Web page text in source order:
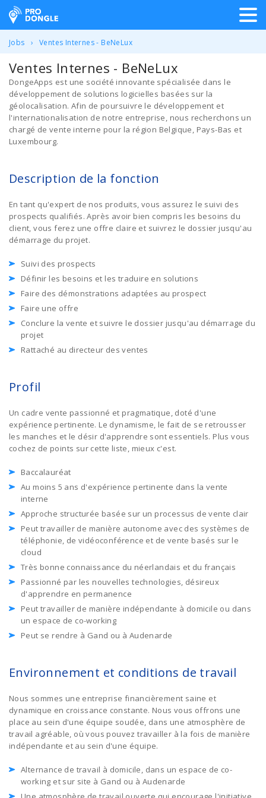
ProDongle Géolocalisation
Jobs Ventes Internes - BeNeLux
Ventes Internes - BeNeLux
DongeApps est une société innovante spécialisée dans le
développement de solutions logicielles basées sur la
géolocalisation. Afin de poursuivre le développement et
l'internationalisation de notre entreprise, nous recherchons un
chargé de vente interne pour la région Belgique, Pays-Bas et
Luxembourg.
Description de la fonction
En tant qu'expert de nos produits, vous assurez le suivi des
prospects qualifiés. Après avoir bien compris les besoins du
client, vous ferez une offre claire et suivrez le dossier jusqu'au
démarrage du projet.
Suivi des prospects
Définir les besoins et les traduire en solutions
Faire des démonstrations adaptées au prospect
Faire une offre
Conclure la vente et suivre le dossier jusqu'au démarrage du
projet
Rattaché au directeur des ventes
Profil
Un cadre vente passionné et pragmatique, doté d'une
expérience pertinente. Le dynamisme, le fait de se retrousser
les manches et le désir d'apprendre sont essentiels. Plus vous
cochez de points sur cette liste, mieux c'est.
Baccalauréat
Au moins 5 ans d'expérience pertinente dans la vente
interne
Approche structurée basée sur un processus de vente clair
Peut travailler de manière autonome avec des systèmes de
téléphonie, de vidéoconférence et de vente basés sur le
cloud
Très bonne connaissance du néerlandais et du français
Passionné par les nouvelles technologies, désireux
d'apprendre en permanence
Peut travailler de manière indépendante à domicile ou dans
un espace de co-working
Peut se rendre à Gand ou à Audenarde
Environnement et conditions de travail
Nous sommes une entreprise financièrement saine et
dynamique en croissance constante. Nous vous offrons une
place au sein d'une équipe soudée, dans une atmosphère de
travail agréable, où vous pouvez travailler à la fois de manière
indépendante et au sein d'une équipe.
Alternance de travail à domicile, dans un espace de co-
working et sur site à Gand ou à Audenarde